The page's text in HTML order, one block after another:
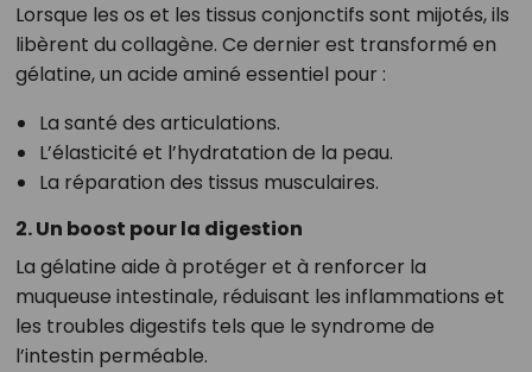
Lorsque les os et les tissus conjonctifs sont mijotés, ils
libèrent du collagène. Ce dernier est transformé en
gélatine, un acide aminé essentiel pour :
La santé des articulations.
L’élasticité et l’hydratation de la peau.
La réparation des tissus musculaires.
2. Un boost pour la digestion
La gélatine aide à protéger et à renforcer la
muqueuse intestinale, réduisant les inflammations et
les troubles digestifs tels que le syndrome de
l’intestin perméable.